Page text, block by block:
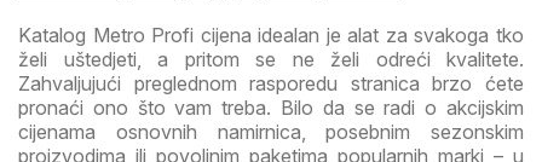
Katalog Metro Profi cijena idealan je alat za svakoga tko
želi uštedjeti, a pritom se ne želi odreći kvalitete.
Zahvaljujući preglednom rasporedu stranica brzo ćete
pronaći ono što vam treba. Bilo da se radi o akcijskim
cijenama osnovnih namirnica, posebnim sezonskim
proizvodima ili povoljnim paketima popularnih marki – u